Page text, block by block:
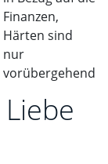
Finanzen,
Härten sind
nur
vorübergehend